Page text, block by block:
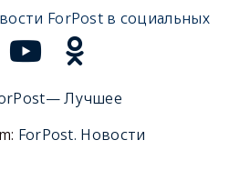
ForPost в социальных
Лучшее
ForPost. Новости